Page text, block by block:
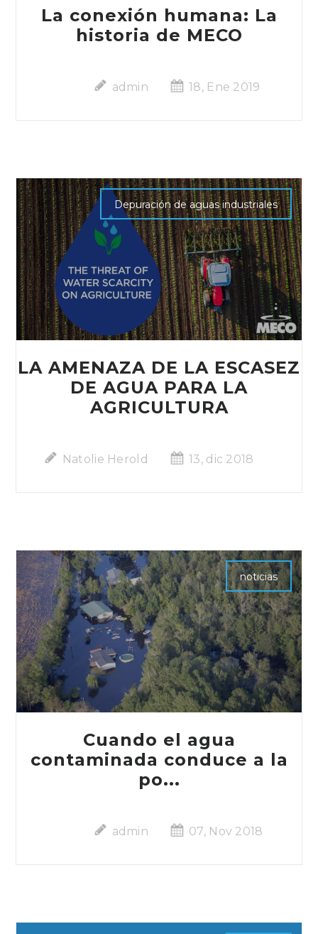
La conexión humana: La
historia de MECO
admin 18, Ene 2019
Depuración de aguas industriales
LA AMENAZA DE LA ESCASEZ
DE AGUA PARA LA
AGRICULTURA
Natolie Herold 13, dic 2018
noticias
Cuando el agua
contaminada conduce a la
po...
admin 07, Nov 2018